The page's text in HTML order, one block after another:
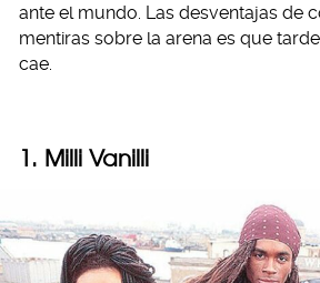
ante el mundo. Las desventajas de
mentiras sobre la arena es que
cae.
1. Milli Vanilli